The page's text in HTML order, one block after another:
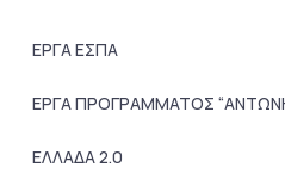
ΕΡΓΑ ΕΣΠΑ
ΕΡΓΑ ΠΡΟΓΡΑΜΜΑΤΟΣ
ΕΛΛΑΔΑ 2.0